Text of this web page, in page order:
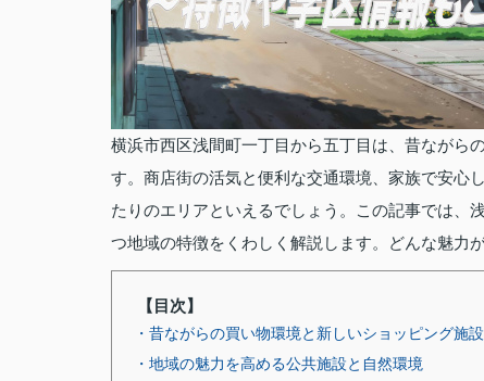
横浜市西区浅間町一丁目から五丁目は、昔ながら
す。商店街の活気と便利な交通環境、家族で安心
たりのエリアといえるでしょう。この記事では、
つ地域の特徴をくわしく解説します。どんな魅力
【目次】
・昔ながらの買い物環境と新しいショッピング施
・地域の魅力を高める公共施設と自然環境